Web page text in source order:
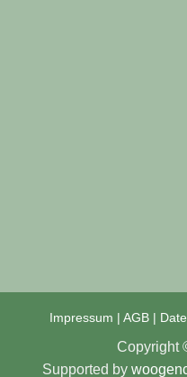
Impressum | AGB|
Copyright
Supported by